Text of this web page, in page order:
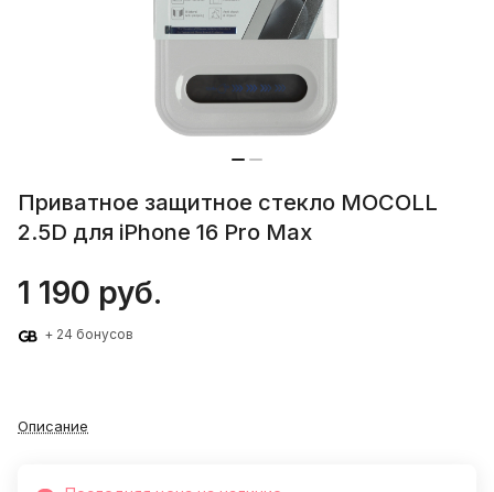
Приватное защитное стекло MOCOLL
2.5D для iPhone 16 Pro Max
1 190 руб.
+ 24 бонусов
Описание